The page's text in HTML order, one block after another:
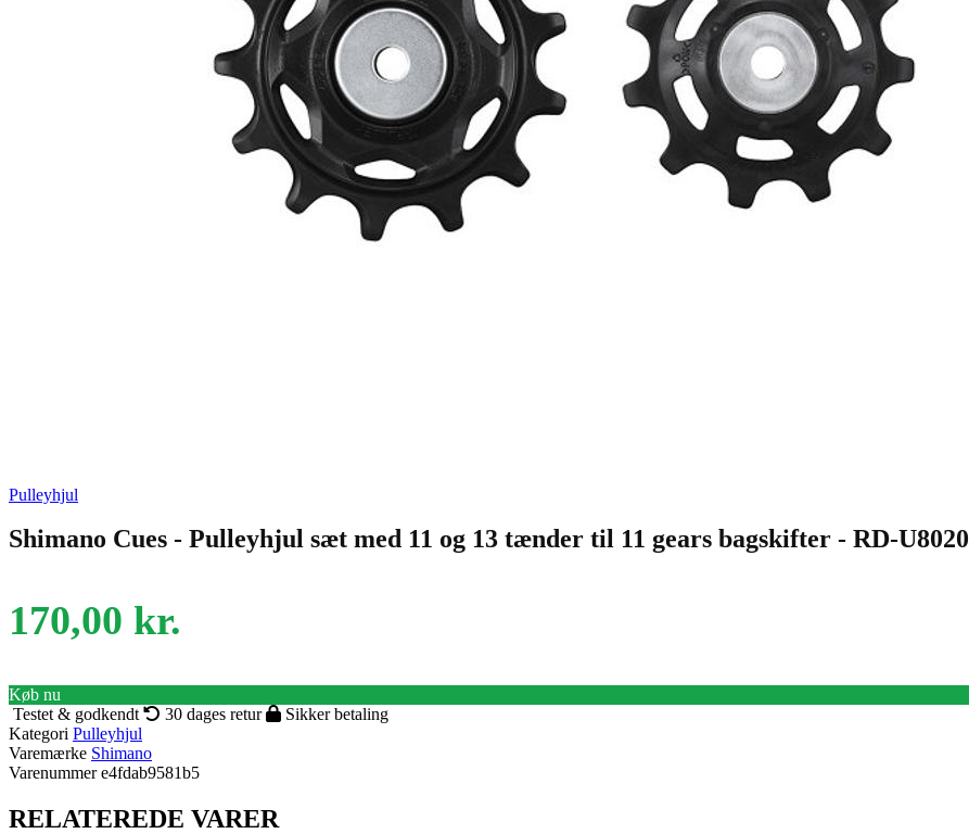
Pulleyhjul
Shimano Cues - Pulleyhjul sæt med 11 og 13 tænder til 11 gears bagskifter - RD-U8020
170,00 kr.
Køb nu
Testet & godkendt
30 dages retur
Sikker betaling
Kategori Pulleyhjul
Varemærke Shimano
Varenummer e4fdab9581b5
RELATEREDE VARER